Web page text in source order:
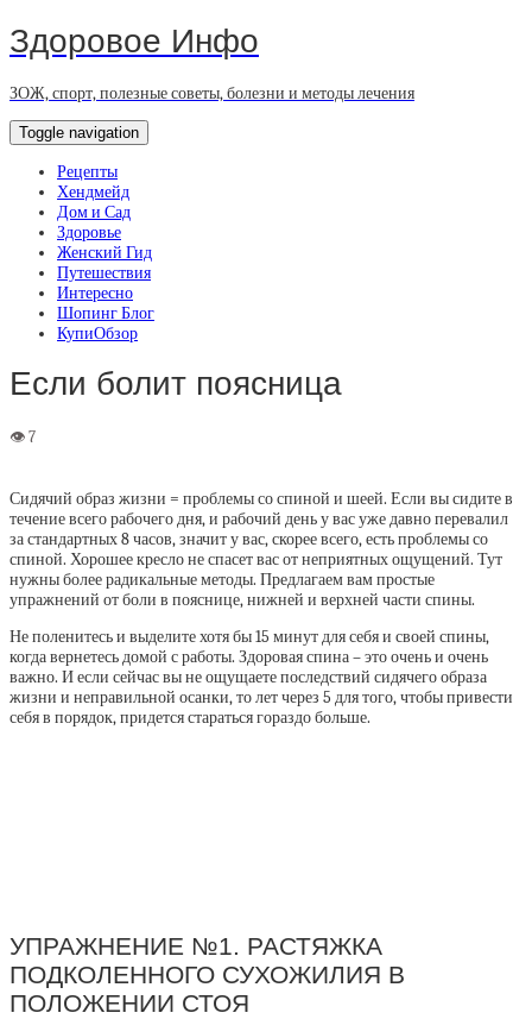
Здоровое Инфо
ЗОЖ, спорт, полезные советы, болезни и методы лечения
Toggle navigation
Рецепты
Хендмейд
Дом и Сад
Здоровье
Женский Гид
Путешествия
Интересно
Шопинг Блог
КупиОбзор
Если болит поясница
Сидячий образ жизни = проблемы со спиной и шеей. Если вы сидите в
течение всего рабочего дня, и рабочий день у вас уже давно перевалил
за стандартных 8 часов, значит у вас, скорее всего, есть проблемы со
спиной. Хорошее кресло не спасет вас от неприятных ощущений. Тут
нужны более радикальные методы. Предлагаем вам простые
упражнений от боли в пояснице, нижней и верхней части спины.
Не поленитесь и выделите хотя бы 15 минут для себя и своей спины,
когда вернетесь домой с работы. Здоровая спина – это очень и очень
важно. И если сейчас вы не ощущаете последствий сидячего образа
жизни и неправильной осанки, то лет через 5 для того, чтобы привести
себя в порядок, придется стараться гораздо больше.
УПРАЖНЕНИЕ №1. РАСТЯЖКА
ПОДКОЛЕННОГО СУХОЖИЛИЯ В
ПОЛОЖЕНИИ СТОЯ